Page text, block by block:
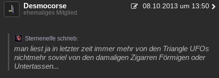
Desmocorse 08.10.2013 um 13:50
ehemaliges Mitglied
Sternenelfe schrieb:
man liest ja in letzter zeit immer mehr von den Triangle UFOs
nichtmehr soviel von den damaligen Zigarren Förmigen oder
Untertassen...